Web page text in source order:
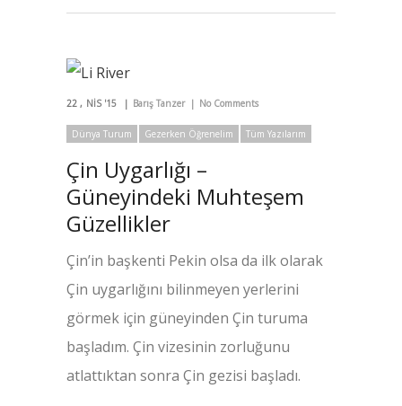
22 NIS '15 Barış Tanzer No Comments
Dünya Turum Gezerken Öğrenelim Tüm Yazılarım
Çin Uygarlığı –
Güneyindeki Muhteşem
Güzellikler
Çin’in başkenti Pekin olsa da ilk olarak
Çin uygarlığını bilinmeyen yerlerini
görmek için güneyinden Çin turuma
başladım. Çin vizesinin zorluğunu
atlattıktan sonra Çin gezisi başladı.